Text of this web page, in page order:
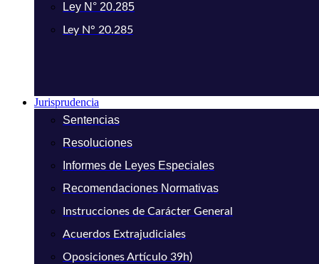
Ley N° 20.285
Ley N° 20.285
Jurisprudencia
Sentencias
Resoluciones
Informes de Leyes Especiales
Recomendaciones Normativas
Instrucciones de Carácter General
Acuerdos Extrajudiciales
Oposiciones Artículo 39h)